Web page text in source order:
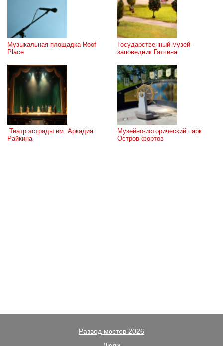
Музыкальная площадка Roof
Place
Государственный музей-
заповедник Гатчина
Райкина
Музейно-исторический парк
Остров фортов
Развод мостов 2026